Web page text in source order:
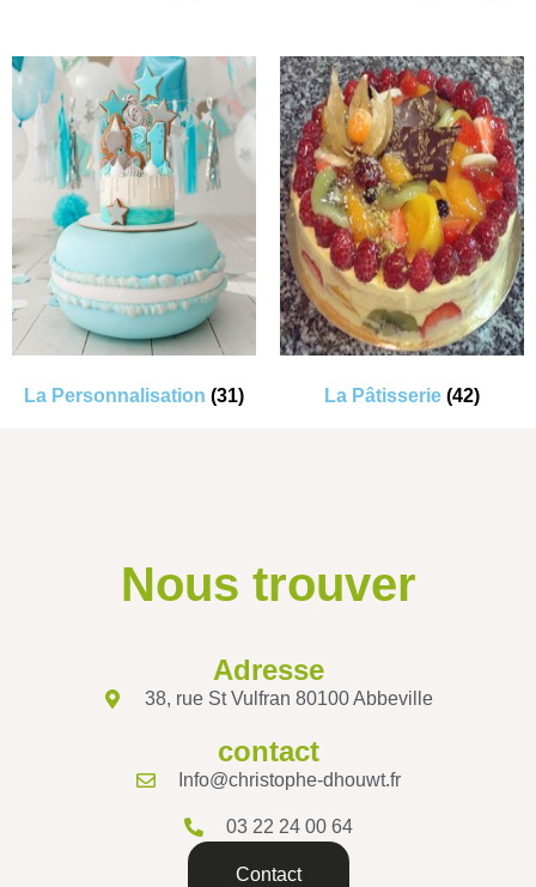
La Personnalisation (31) La Pâtisserie (42)
Nous trouver
Adresse
38, rue St Vulfran 80100 Abbeville
contact
Info@christophe-dhouwt.fr
03 22 24 00 64
Contact